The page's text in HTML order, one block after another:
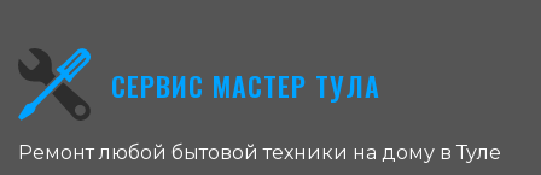
СЕРВИС МАСТЕР ТУЛА
Ремонт любой бытовой техники на дому в Туле